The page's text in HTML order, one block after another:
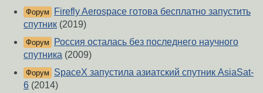
Форум
Firefly Aerospace готова бесплатно запустить
спутник (2019)
Форум
Россия осталась без последнего научного
спутника (2009)
Форум
SpaceX запустила азиатский спутник AsiaSat-
6 (2014)